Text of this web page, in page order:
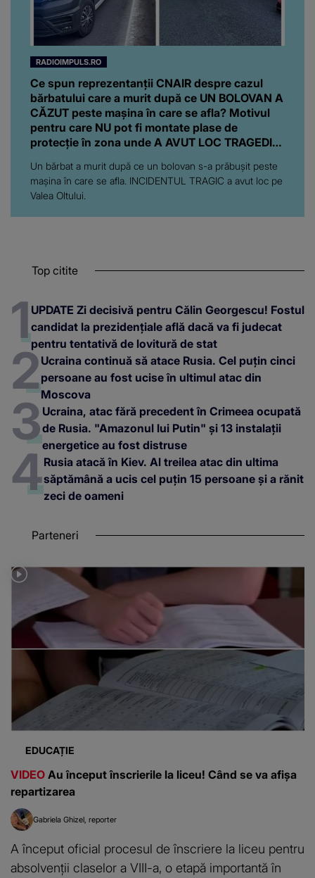
RADIOIMPULS.RO
Ce spun reprezentanții CNAIR despre cazul
bărbatului care a murit după ce UN BOLOVAN A
CĂZUT peste mașina în care se afla? Motivul
pentru care NU pot fi montate plase de
protecție în zona unde A AVUT LOC TRAGEDIA:
Un bărbat a murit după ce un bolovan s-a prăbușit peste
mașina în care se afla. INCIDENTUL TRAGIC a avut loc pe
Valea Oltului.
Top citite
UPDATE Zi decisivă pentru Călin Georgescu! Fostul
candidat la prezidențiale află dacă va fi judecat
pentru tentativă de lovitură de stat
Ucraina continuă să atace Rusia. Cel puțin cinci
persoane au fost ucise în ultimul atac din
Moscova
Ucraina, atac fără precedent în Crimeea ocupată
de Rusia. "Amazonul lui Putin" și 13 instalații
energetice au fost distruse
Rusia atacă în Kiev. Al treilea atac din ultima
săptămână a ucis cel puțin 15 persoane și a rănit
zeci de oameni
Parteneri
EDUCAȚIE
VIDEO Au început înscrierile la liceu! Când se va afișa
repartizarea
Gabriela Ghizel reporter
A început oficial procesul de înscriere la liceu pentru
absolvenții claselor a VIII-a, o etapă importantă în